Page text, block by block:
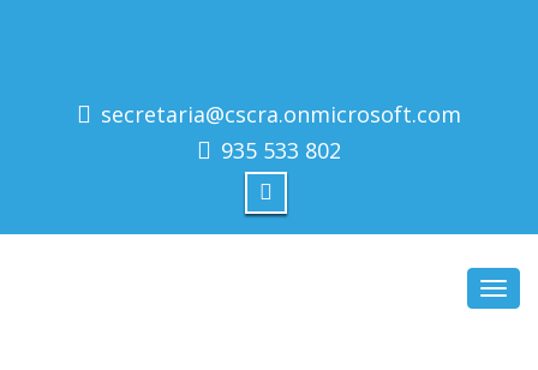
secretaria@cscra.onmicrosoft.com
935 533 802